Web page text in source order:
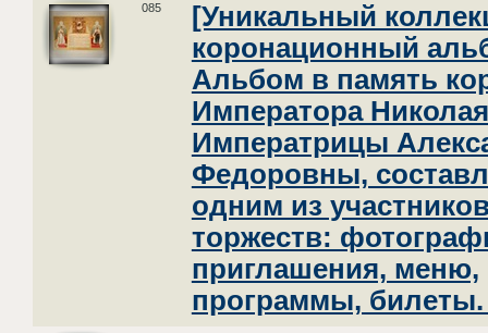
085
[Уникальный
коронационный
Альбом в память
Императора
Императрицы
Федоровны,
одним из
торжеств:
приглашения, меню,
программы, билеты.